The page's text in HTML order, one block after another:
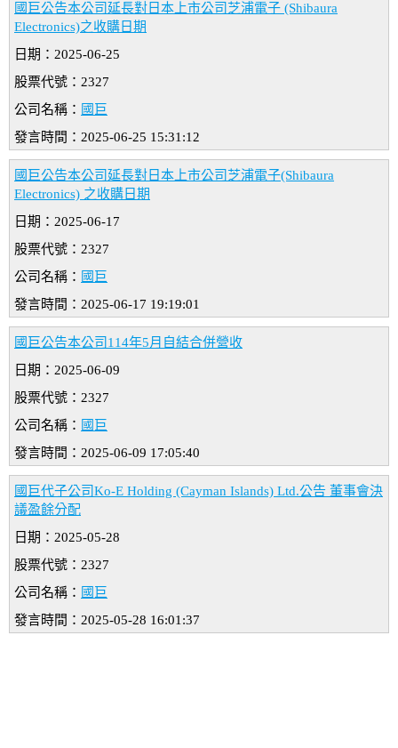
國巨公告本公司延長對日本上市公司芝浦電子 (Shibaura
Electronics)之收購日期
日期：2025-06-25
股票代號：2327
公司名稱： 國巨
發言時間：2025-06-25 15:31:12
國巨公告本公司延長對日本上市公司芝浦電子(Shibaura
Electronics) 之收購日期
日期：2025-06-17
股票代號：2327
公司名稱： 國巨
發言時間：2025-06-17 19:19:01
國巨公告本公司114年5月自結合併營收
日期：2025-06-09
股票代號：2327
公司名稱： 國巨
發言時間：2025-06-09 17:05:40
國巨代子公司Ko-E Holding (Cayman Islands) Ltd.公告 董事會決
議盈餘分配
日期：2025-05-28
股票代號：2327
公司名稱： 國巨
發言時間：2025-05-28 16:01:37